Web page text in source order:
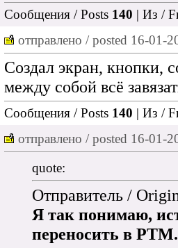
Сообщения / Posts 140 | Из /
отправлено / posted 16-01-
Создал экран, кнопки,
между собой всё
Сообщения / Posts 140 | Из /
отправлено / posted 16-01-
quote:
Отправитель /
Я так понимаю,
переносить в